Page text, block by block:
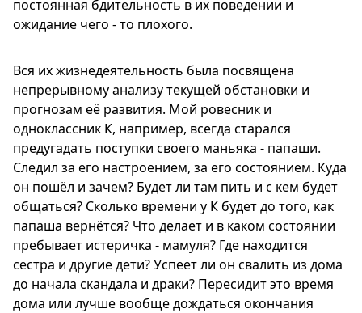
постоянная бдительность в их поведении и
ожидание чего - то плохого.
Вся их жизнедеятельность была посвящена
непрерывному анализу текущей обстановки и
прогнозам её развития. Мой ровесник и
одноклассник К, например, всегда старался
предугадать поступки своего маньяка - папаши.
Следил за его настроением, за его состоянием. Куда
он пошёл и зачем? Будет ли там пить и с кем будет
общаться? Сколько времени у К будет до того, как
папаша вернётся? Что делает и в каком состоянии
пребывает истеричка - мамуля? Где находится
сестра и другие дети? Успеет ли он свалить из дома
до начала скандала и драки? Пересидит это время
дома или лучше вообще дождаться окончания